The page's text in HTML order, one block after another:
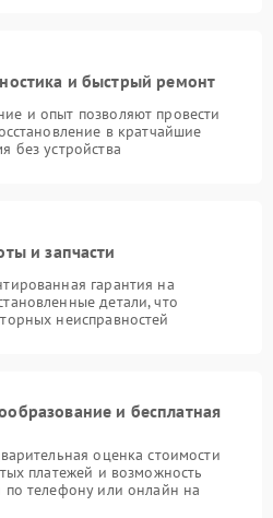
и быстрый ремонт
и опыт позволяют провести
в кратчайшие
без устройства
и запчасти
гарантия на
детали, что
неисправностей
и бесплатная
оценка стоимости
платежей и возможность
по телефону или онлайн на